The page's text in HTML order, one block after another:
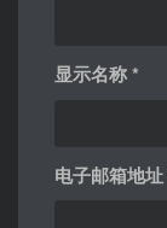
显示名称*
电子邮箱地址